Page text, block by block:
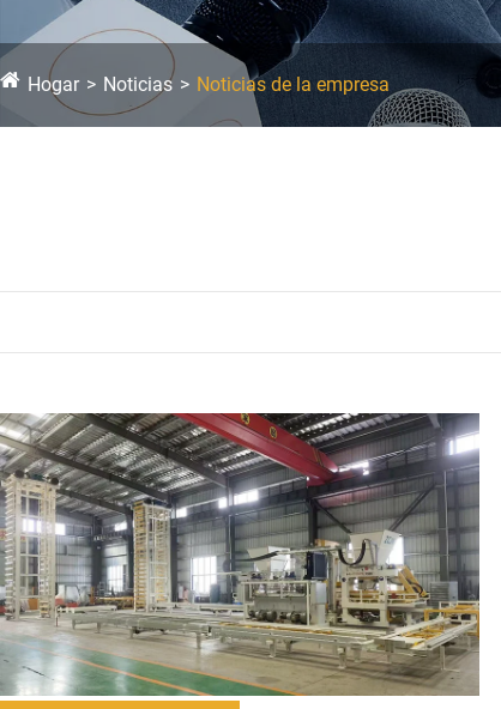
Hogar Noticias Noticias de la empresa